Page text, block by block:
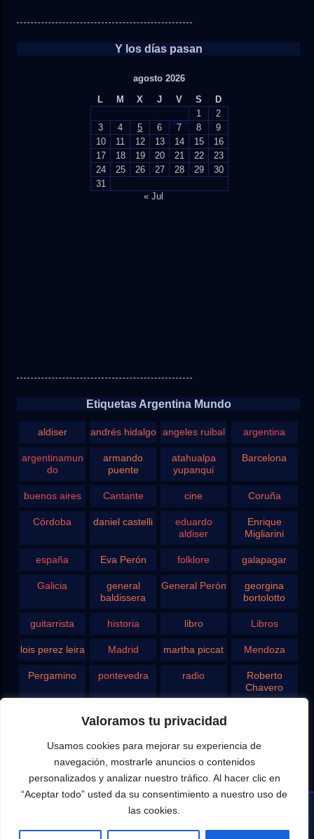
Valoramos tu privacidad
Usamos cookies para mejorar su experiencia de
navegación, mostrarle anuncios o contenidos
personalizados y analizar nuestro tráfico. Al hacer clic en
“Aceptar todo” usted da su consentimiento a nuestro uso de
las cookies.
Y los días pasan
agosto 2026
L
M X J V S
D
1
2
3
4 5 6 7 8
9
10
11 12 13 14 15
16
17
18 19 20 21 22
23
24
25 26 27 28 29
30
31
« Jul
Etiquetas Argentina Mundo
aldiser andrés hidalgo angeles ruibal argentina
argentinamun
do
armando
puente
atahualpa
yupanqui
Barcelona
buenos aires Cantante cine Coruña
Córdoba daniel castelli
eduardo
aldiser
Enrique
Migliarini
españa Eva Perón folklore galapagar
Galicia
general
baldissera
General Perón
georgina
bortolotto
guitarrista historia libro Libros
lois perez leira Madrid martha piccat Mendoza
Pergamino pontevedra radio
Roberto
Chavero
Tango teatro television vigo
yupanqui